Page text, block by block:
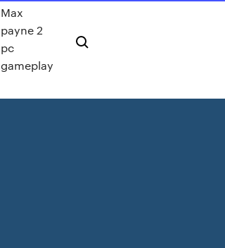
Max
payne 2
pc
gameplay